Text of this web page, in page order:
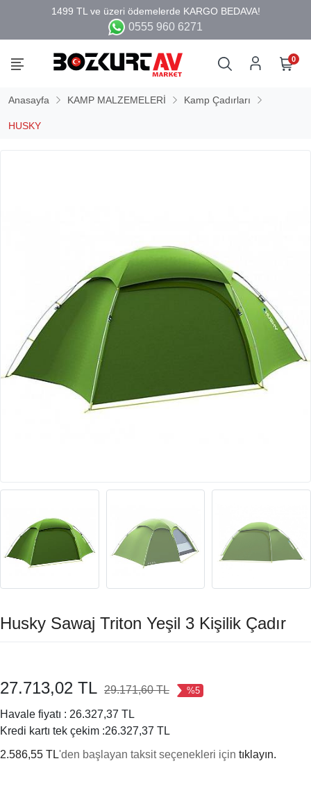
0555 960 6271
0
Anasayfa KAMP MALZEMELERİ Kamp Çadırları
HUSKY
Husky Sawaj Triton Yeşil 3 Kişilik Çadır
27.713,02 TL 29.171,60 TL %5
Havale fiyatı : 26.327,37 TL
Kredi kartı tek çekim :26.327,37 TL
2.586,55 TL'den başlayan taksit seçenekleri için tıklayın.